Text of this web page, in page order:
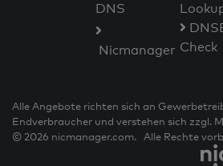
DNS
Nicmanager Check
Alle Angebote richten sich an
Endverbraucher und verstehen sich zzgl.
© 2026 nicmanager.com. Alle Rechte